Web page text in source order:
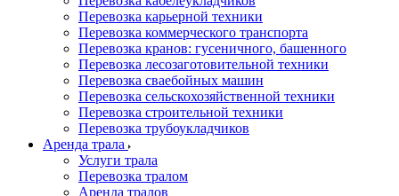
Перевозка карьерной техники
Перевозка коммерческого транспорта
Перевозка кранов: гусеничного, башенного
Перевозка лесозаготовительной техники
Перевозка сваебойных машин
Перевозка сельскохозяйственной техники
Перевозка строительной техники
Перевозка трубоукладчиков
Аренда трала
Услуги трала
Перевозка тралом
Аренда тралов